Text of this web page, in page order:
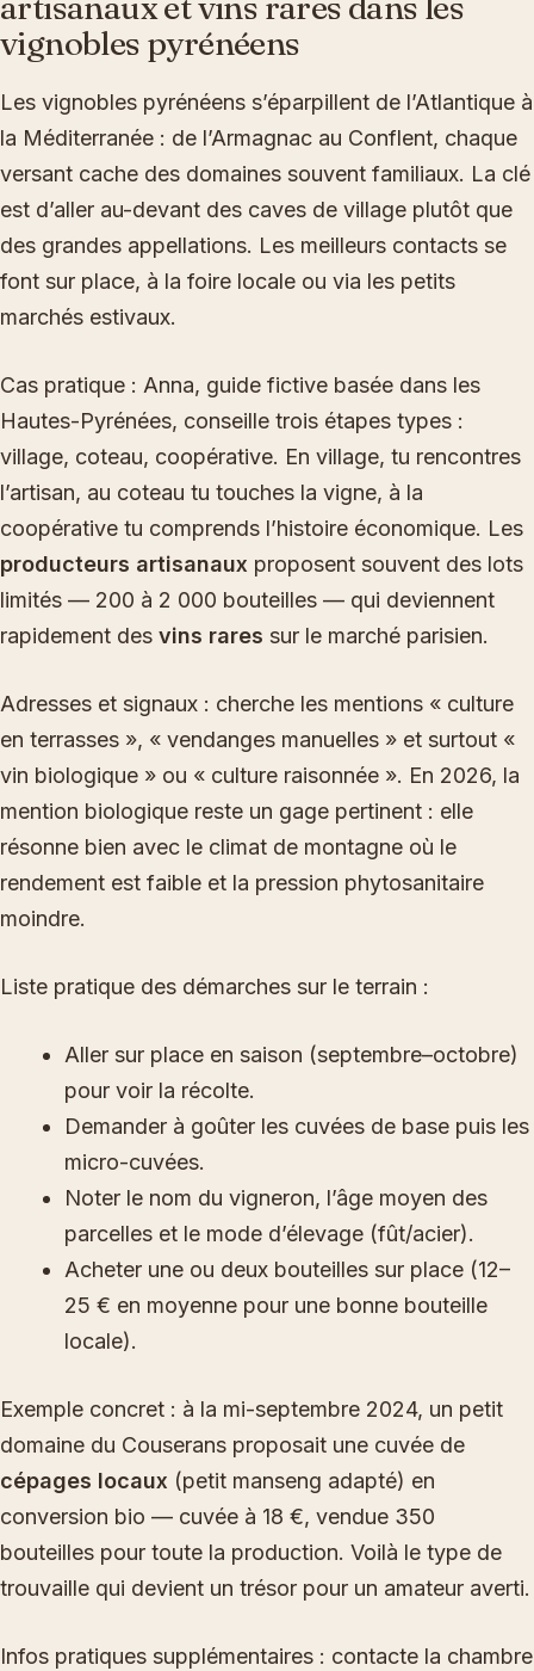
vignobles pyrénéens
Les vignobles pyrénéens s’éparpillent de l’Atlantique à
la Méditerranée : de l’Armagnac au Conflent, chaque
versant cache des domaines souvent familiaux. La clé
est d’aller au-devant des caves de village plutôt que
des grandes appellations. Les meilleurs contacts se
font sur place, à la foire locale ou via les petits
marchés estivaux.
Cas pratique : Anna, guide fictive basée dans les
Hautes-Pyrénées, conseille trois étapes types :
village, coteau, coopérative. En village, tu rencontres
l’artisan, au coteau tu touches la vigne, à la
coopérative tu comprends l’histoire économique. Les
producteurs artisanaux proposent souvent des lots
limités — 200 à 2 000 bouteilles — qui deviennent
rapidement des vins rares sur le marché parisien.
Adresses et signaux : cherche les mentions « culture
en terrasses », « vendanges manuelles » et surtout «
vin biologique » ou « culture raisonnée ». En 2026, la
mention biologique reste un gage pertinent : elle
résonne bien avec le climat de montagne où le
rendement est faible et la pression phytosanitaire
moindre.
Liste pratique des démarches sur le terrain :
Aller sur place en saison (septembre–octobre)
pour voir la récolte.
Demander à goûter les cuvées de base puis les
micro-cuvées.
Noter le nom du vigneron, l’âge moyen des
parcelles et le mode d’élevage (fût/acier).
Acheter une ou deux bouteilles sur place (12–
25 € en moyenne pour une bonne bouteille
locale).
Exemple concret : à la mi-septembre 2024, un petit
domaine du Couserans proposait une cuvée de
cépages locaux (petit manseng adapté) en
conversion bio — cuvée à 18 €, vendue 350
bouteilles pour toute la production. Voilà le type de
trouvaille qui devient un trésor pour un amateur averti.
Infos pratiques supplémentaires : contacte la chambre